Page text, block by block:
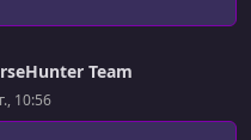
Team
10:56